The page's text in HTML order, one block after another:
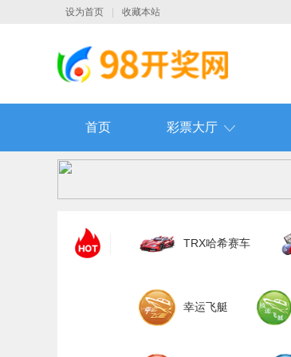
设为首页 收藏本站
首页 彩票大厅
TRX哈希赛车
幸运飞艇